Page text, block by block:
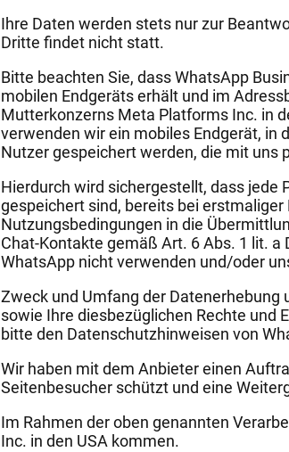
Ihre Daten werden stets nur zur
Dritte findet nicht statt.
Bitte beachten Sie, dass WhatsApp
mobilen Endgeräts erhält und im
Mutterkonzerns Meta Platforms Inc. in
verwenden wir ein mobiles Endgerät, in
Nutzer gespeichert werden, die mit uns
Hierdurch wird sichergestellt, dass jede
gespeichert sind, bereits bei
Nutzungsbedingungen in die
Chat-Kontakte gemäß Art. 6 Abs. 1 lit. a
WhatsApp nicht verwenden und/oder
Zweck und Umfang der Datenerhebung
sowie Ihre diesbezüglichen Rechte und
bitte den Datenschutzhinweisen von
Wir haben mit dem Anbieter einen
Seitenbesucher schützt und eine
Im Rahmen der oben genannten
Inc. in den USA kommen.